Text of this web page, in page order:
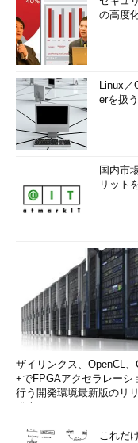
開き、手順（4）で有効
に戻します。
ここでネットワークを
Windows PowerShellを
し、ポリシーの変更を
コマンドプロンプトま
場合は、さらに「/
デバイスの検出をスキ
ことができます。
C:
/oobe /
Sysprep実行時にエラ
の電源が切れたら成功
トで実行しても問題は
の高度
Linux／
erを扱
国内市
リット
ザイリンクス、OpenCL、
+でFPGAアクセラレーシ
行う開発環境最新版のリ
これだ